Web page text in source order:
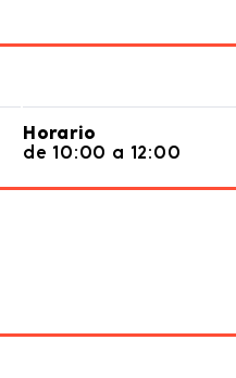
Horario
de 10:00 a 12:00